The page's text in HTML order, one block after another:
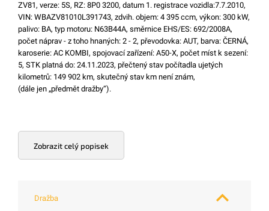
ZV81, verze: 5S, RZ: 8P0 3200, datum 1. registrace vozidla:7.7.2010,
VIN: WBAZV81010L391743, zdvih. objem: 4 395 ccm, výkon: 300 kW,
palivo: BA, typ motoru: N63B44A, směrnice EHS/ES: 692/2008A,
počet náprav - z toho hnaných: 2 - 2, převodovka: AUT, barva: ČERNÁ,
karoserie: AC KOMBI, spojovací zařízení: A50-X, počet míst k sezení:
5, STK platná do: 24.11.2023, přečtený stav počítadla ujetých
kilometrů: 149 902 km, skutečný stav km není znám,
(dále jen „předmět dražby“).
Zobrazit celý popisek
Dražba